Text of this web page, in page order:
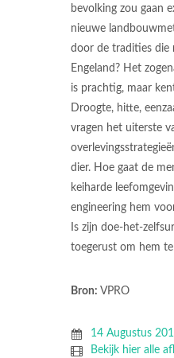
bevolking zou gaan
nieuwe
door de tradities die
Engeland? Het
is prachtig, maar
Droogte, hitte,
vragen het uiterste
dier. Hoe gaat de
keiharde
engineering hem
Is zijn doe-het-
toegerust om hem
Bron: VPRO
14 Augustus
Bekijk hier alle